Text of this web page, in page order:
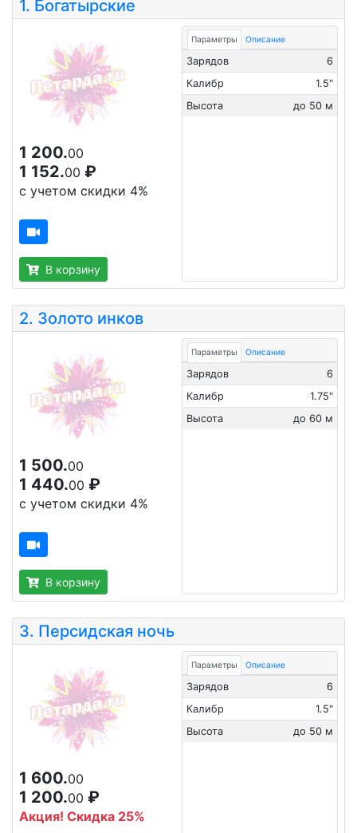
1. Богатырские
1 200.00
1 152.00 ₽
с учетом скидки 4%
В корзину
Параметры Описание
Зарядов
6
Калибр
1.5"
Высота
до 50 м
2. Золото инков
1 500.00
1 440.00 ₽
с учетом скидки 4%
В корзину
Параметры Описание
Зарядов
6
Калибр
1.75"
Высота
до 60 м
3. Персидская ночь
1 600.00
1 200.00 ₽
Акция! Скидка 25%
Параметры Описание
Зарядов
6
Калибр
1.5"
Высота
до 50 м